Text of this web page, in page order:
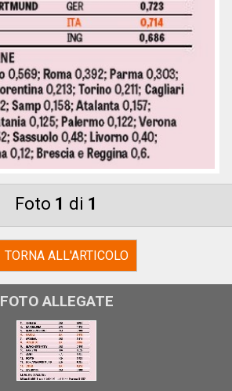
Foto 1 di 1
TORNA ALL'ARTICOLO
FOTO ALLEGATE